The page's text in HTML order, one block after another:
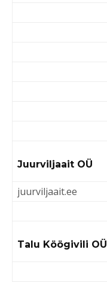
Juurviljaait OÜ
juurviljaait.ee
Talu Köögivili OÜ